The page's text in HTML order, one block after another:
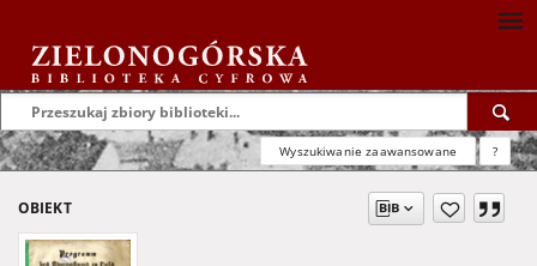
Wyszukiwanie zaawansowane ?
OBIEKT